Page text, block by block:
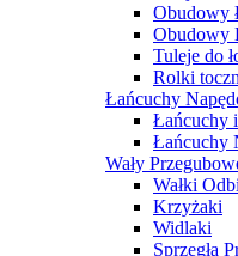
Obudowy
Obudowy
Tuleje do
Rolki
Łańcuchy
Łańcuchy
Łańcuchy
Wały
Wałki
Krzyżaki
Widlaki
Sprzęgła